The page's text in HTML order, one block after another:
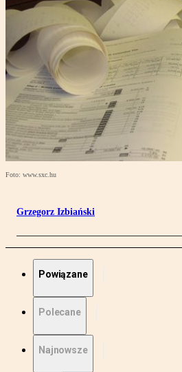
Foto: www.sxc.hu
Grzegorz Izbiański
Powiązane
Polecane
Najnowsze